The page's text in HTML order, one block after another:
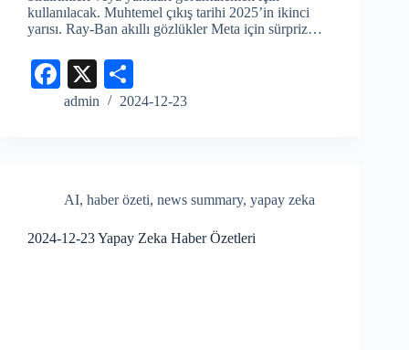
kullanılacak. Muhtemel çıkış tarihi 2025’in ikinci
yarısı. Ray-Ban akıllı gözlükler Meta için sürpriz…
Fa
ce
X
ha
admin 2024-12-23
AI, haber özeti, news summary, yapay zeka
2024-12-23 Yapay Zeka Haber Özetleri